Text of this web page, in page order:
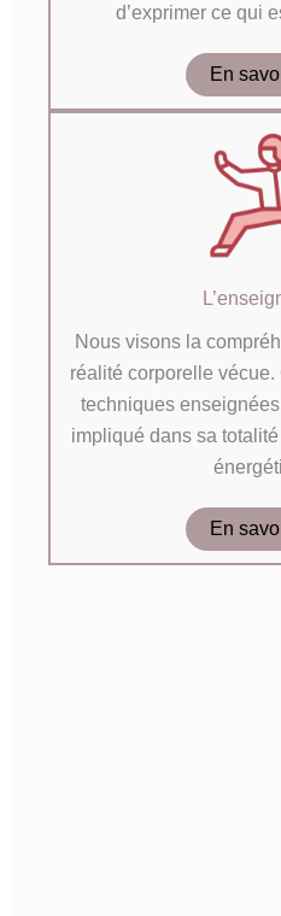
d’exprimer ce qui
En
Nous visons la
réalité corporelle
techniques
impliqué dans sa
En